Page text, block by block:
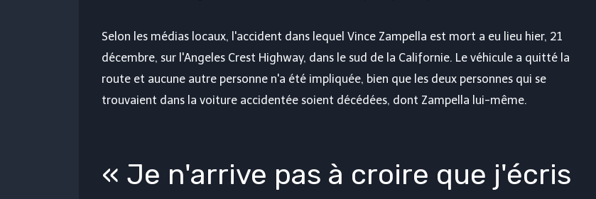
Selon les médias locaux, l'accident dans lequel Vince Zampella est mort a eu lieu hier, 21
décembre, sur l'Angeles Crest Highway, dans le sud de la Californie. Le véhicule a quitté la
route et aucune autre personne n'a été impliquée, bien que les deux personnes qui se
trouvaient dans la voiture accidentée soient décédées, dont Zampella lui-même.
« Je n'arrive pas à croire que j'écris